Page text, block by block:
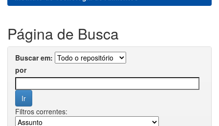
Página de Busca
Buscar em:
por
Filtros correntes: